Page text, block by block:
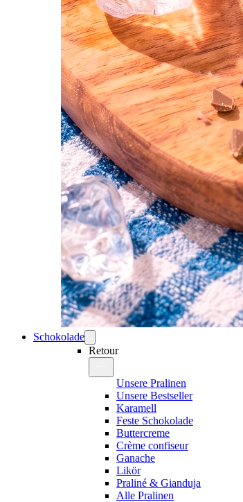
Schokolade
Retour
Unsere Pralinen
Unsere Bestseller
Karamell
Feste Schokolade
Buttercreme
Crème confiseur
Ganache
Likör
Praliné & Gianduja
Alle Pralinen